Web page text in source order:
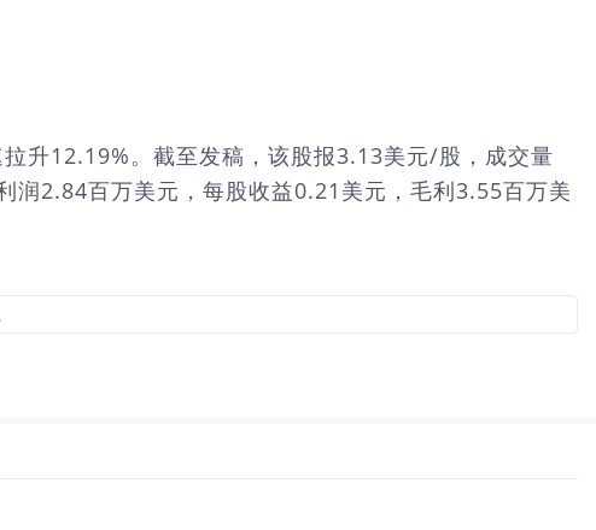
升12.19%。截至发稿，该股报3.13美元/股，成交量
润2.84百万美元，每股收益0.21美元，毛利3.55百万美